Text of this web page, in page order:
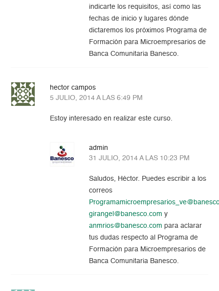
indicarte los requisitos, así como las
fechas de inicio y lugares dónde
dictaremos los próximos Programa de
Formación para Microempresarios de
Banca Comunitaria Banesco.
hector campos
5 JULIO, 2014 A LAS 6:49 PM
Estoy interesado en realizar este curso.
admin
31 JULIO, 2014 A LAS 10:23 PM
Saludos, Héctor. Puedes escribir a los
correos
girangel@banesco.com y
anmrios@banesco.com para aclarar
tus dudas respecto al Programa de
Formación para Microempresarios de
Banca Comunitaria Banesco.